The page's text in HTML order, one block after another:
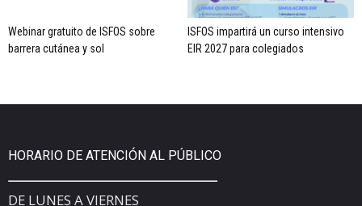
Webinar gratuito de ISFOS sobre
barrera cutánea y sol
ISFOS impartirá un curso intensivo
EIR 2027 para colegiados
HORARIO DE ATENCIÓN AL PÚBLICO
DE LUNES A VIERNES